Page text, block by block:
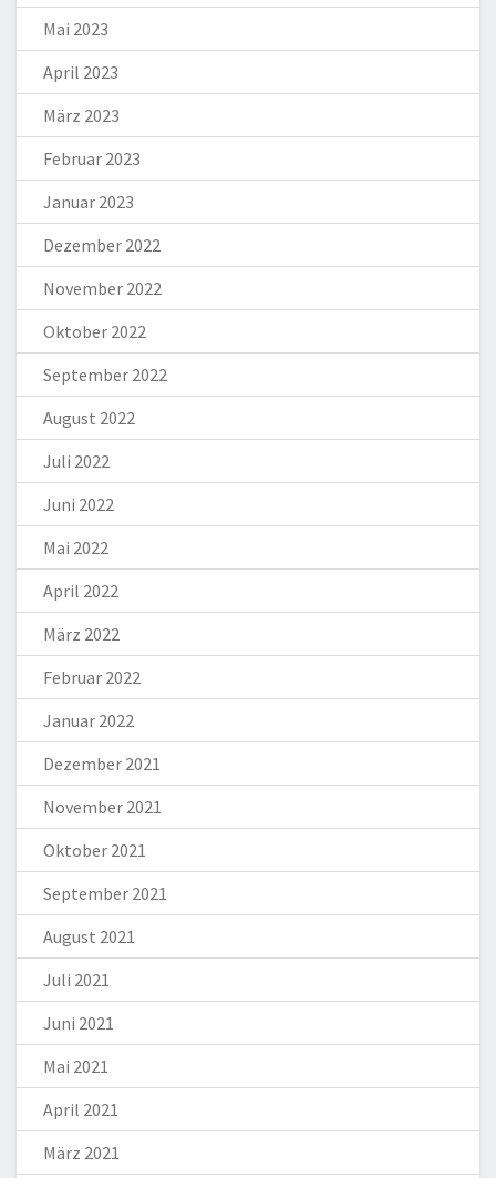
Mai 2023
April 2023
März 2023
Februar 2023
Januar 2023
Dezember 2022
November 2022
Oktober 2022
September 2022
August 2022
Juli 2022
Juni 2022
Mai 2022
April 2022
März 2022
Februar 2022
Januar 2022
Dezember 2021
November 2021
Oktober 2021
September 2021
August 2021
Juli 2021
Juni 2021
Mai 2021
April 2021
März 2021